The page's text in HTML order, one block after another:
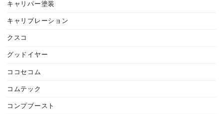
キャリパー塗装
キャリブレーション
クスコ
グッドイヤー
ココセコム
コムテック
コンプブースト